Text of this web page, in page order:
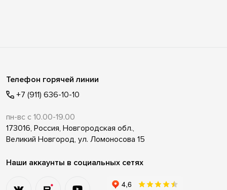
Телефон горячей линии
+7 (911) 636-10-10
пн-вс с 10.00-19.00
173016, Россия, Новгородская обл.,
Великий Новгород, ул. Ломоносова 15
Наши аккаунты в социальных сетях